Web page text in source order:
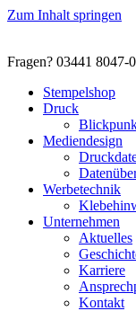
Zum Inhalt springen
Fragen? 03441 8047-0
Stempelshop
Druck
Mediendesign
Werbetechnik
Unternehmen
Aktuelles
Karriere
Kontakt